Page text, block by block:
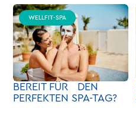
WELLFIT-SPA
BEREIT FÜR DEN
PERFEKTEN SPA-TAG?